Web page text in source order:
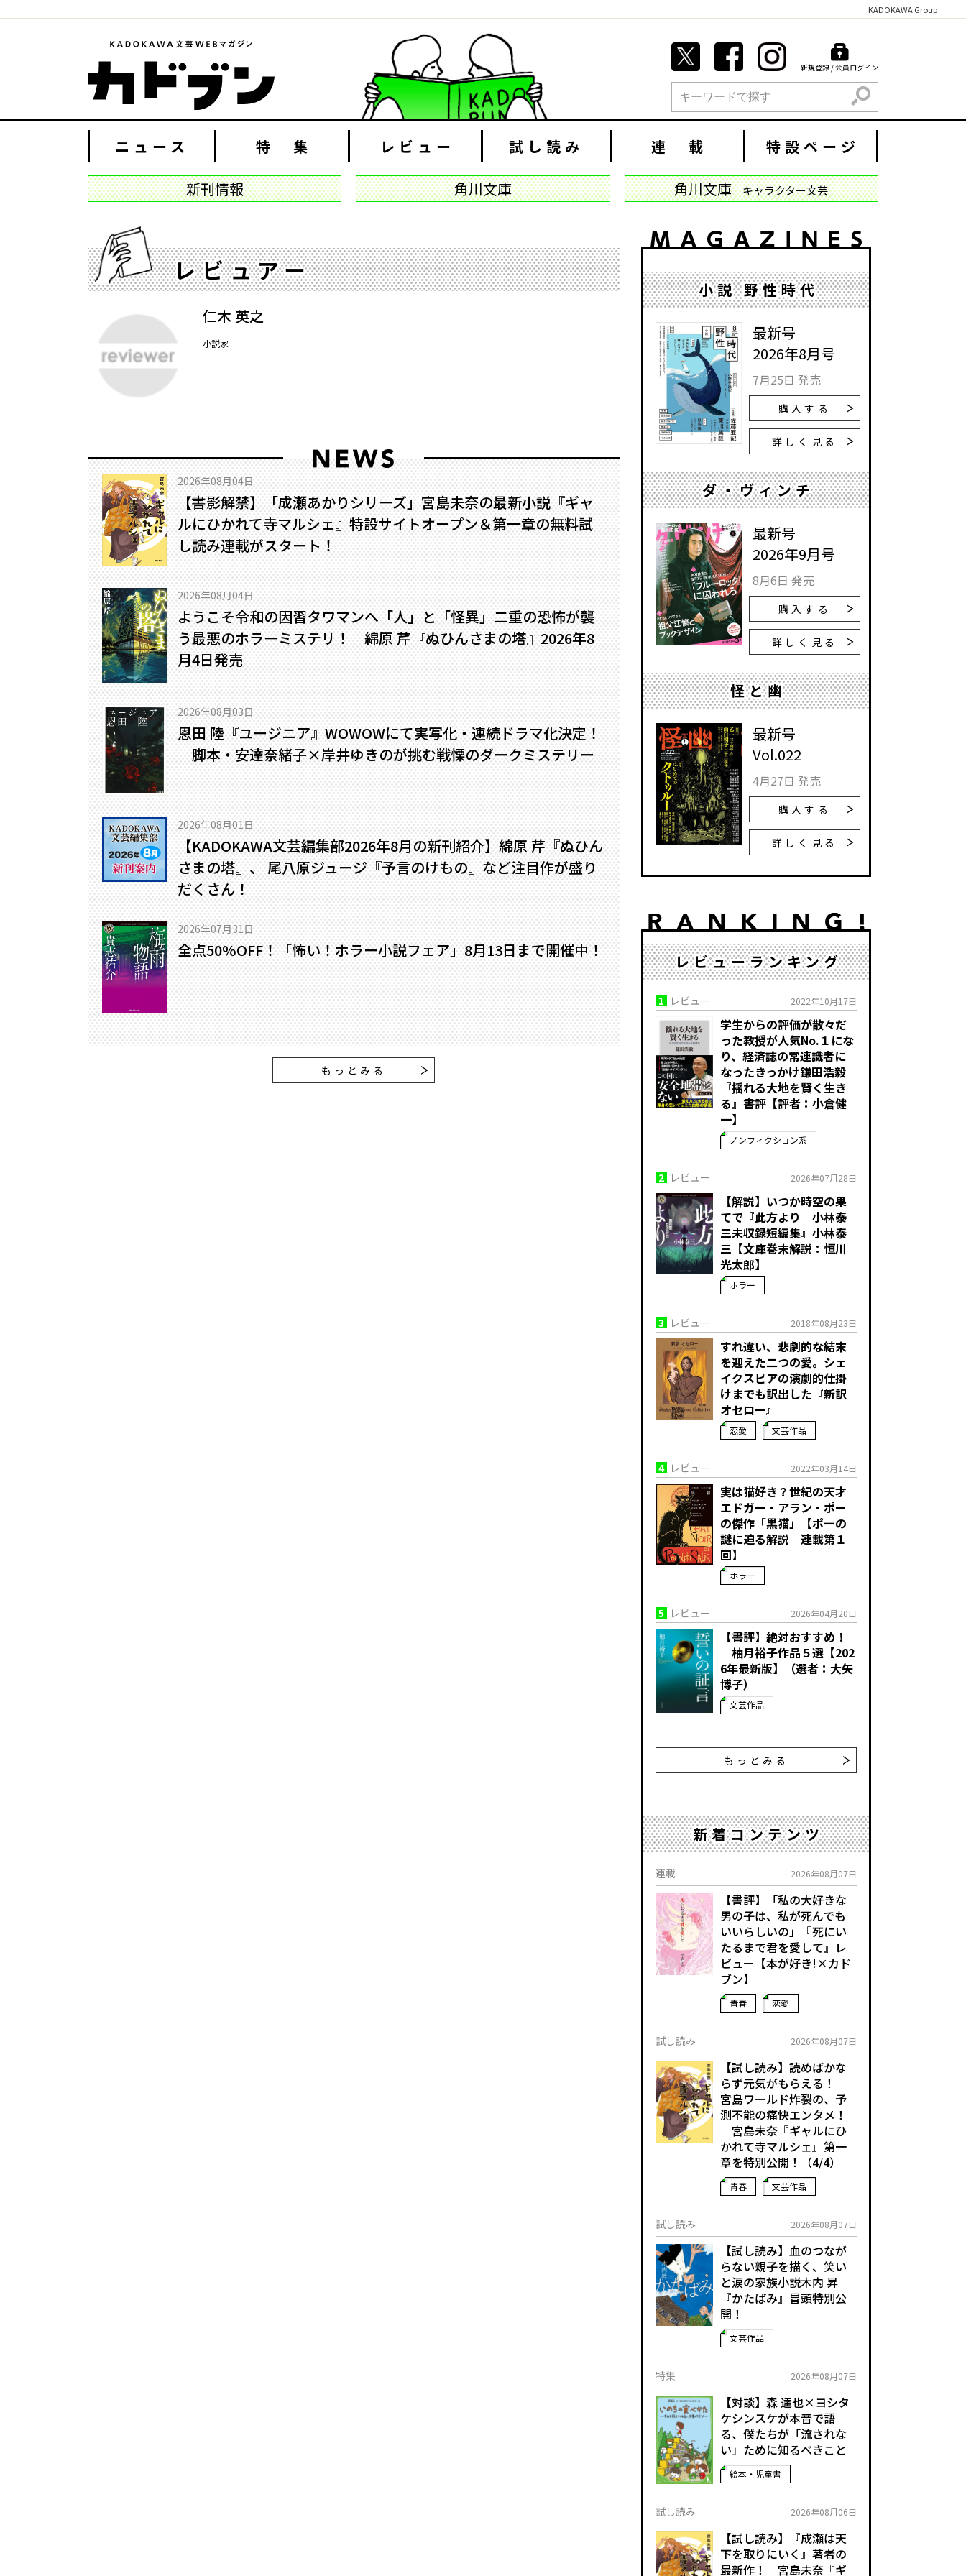
KADOKAWA Group
新規登録 / 会員ログイン
検索
ニュース 特 集 レビュー 試し読み 連 載 特設ページ
新刊情報 角川文庫 角川文庫 キャラクター文芸
レビュアー
仁木 英之
小説家
2026年08月04日
【書影解禁】「成瀬あかりシリーズ」宮島未奈の最新小説『ギャ
ルにひかれて寺マルシェ』特設サイトオープン＆第一章の無料試
し読み連載がスタート！
2026年08月04日
ようこそ令和の因習タワマンへ――「人」と「怪異」二重の恐怖が襲
う最悪のホラーミステリ！ 綿原 芹『ぬひんさまの塔』2026年8
月4日発売
2026年08月03日
恩田 陸『ユージニア』WOWOWにて実写化・連続ドラマ化決定！
脚本・安達奈緒子×岸井ゆきのが挑む戦慄のダークミステリー
2026年08月01日
【KADOKAWA文芸編集部2026年8月の新刊紹介】綿原 芹『ぬひん
さまの塔』、 尾八原ジュージ『予言のけもの』など注目作が盛り
だくさん！
2026年07月31日
全点50%OFF！「怖い！ホラー小説フェア」8月13日まで開催中！
もっとみる
小説 野性時代
最新号
2026年8月号
7月25日 発売
購入する
詳しく見る
ダ・ヴィンチ
最新号
2026年9月号
8月6日 発売
購入する
詳しく見る
怪と幽
最新号
Vol.022
4月27日 発売
購入する
詳しく見る
レビューランキング
1 レビュー 2022年10月17日
学生からの評価が散々だ
った教授が人気No.１にな
り、経済誌の常連識者に
なったきっかけ――鎌田浩毅
『揺れる大地を賢く生き
る』書評【評者：小倉健
一】
ノンフィクション系
2 レビュー 2026年07月28日
【解説】いつか時空の果
てで――『此方より 小林泰
三未収録短編集』小林泰
三【文庫巻末解説：恒川
光太郎】
ホラー
3 レビュー 2018年08月23日
すれ違い、悲劇的な結末
を迎えた二つの愛。シェ
イクスピアの演劇的仕掛
けまでも訳出した『新訳
オセロー』
恋愛 文芸作品
4 レビュー 2022年03月14日
実は猫好き？世紀の天才
エドガー・アラン・ポー
の傑作「黒猫」【ポーの
謎に迫る解説 連載第１
回】
ホラー
5 レビュー 2026年04月20日
【書評】絶対おすすめ！
柚月裕子作品５選【202
6年最新版】（選者：大矢
博子）
文芸作品
もっとみる
新着コンテンツ
連載 2026年08月07日
【書評】「私の大好きな
男の子は、私が死んでも
いいらしいの」――『死にい
たるまで君を愛して』レ
ビュー【本が好き!×カド
ブン】
青春 恋愛
試し読み 2026年08月07日
【試し読み】読めばかな
らず元気がもらえる！
宮島ワールド炸裂の、予
測不能の痛快エンタメ！
宮島未奈『ギャルにひ
かれて寺マルシェ』第一
章を特別公開！（4/4）
青春 文芸作品
試し読み 2026年08月07日
【試し読み】血のつなが
らない親子を描く、笑い
と涙の家族小説――木内 昇
『かたばみ』冒頭特別公
開！
文芸作品
特集 2026年08月07日
【対談】森 達也×ヨシタ
ケシンスケが本音で語
る、僕たちが「流されな
い」ために知るべきこと
絵本・児童書
試し読み 2026年08月06日
【試し読み】『成瀬は天
下を取りにいく』著者の
最新作！ 宮島未奈『ギ